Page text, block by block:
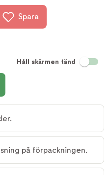
Spara
Håll skärmen tänd
på förpackningen.